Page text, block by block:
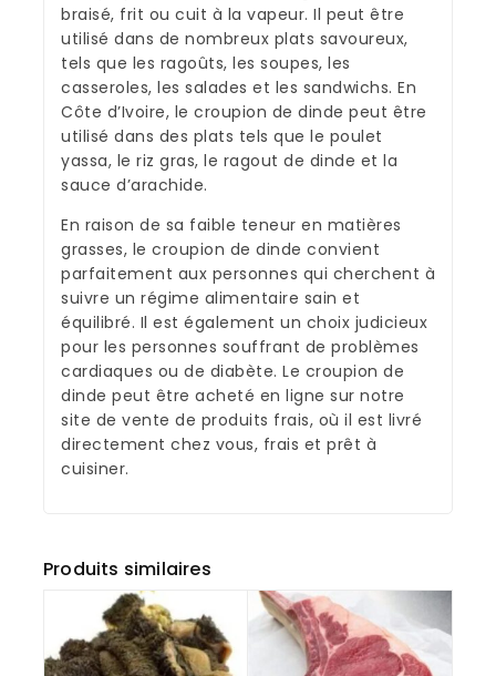
braisé, frit ou cuit à la vapeur. Il peut être
utilisé dans de nombreux plats savoureux,
tels que les ragoûts, les soupes, les
casseroles, les salades et les sandwichs. En
Côte d’Ivoire, le croupion de dinde peut être
utilisé dans des plats tels que le poulet
yassa, le riz gras, le ragout de dinde et la
sauce d’arachide.
En raison de sa faible teneur en matières
grasses, le croupion de dinde convient
parfaitement aux personnes qui cherchent à
suivre un régime alimentaire sain et
équilibré. Il est également un choix judicieux
pour les personnes souffrant de problèmes
cardiaques ou de diabète. Le croupion de
dinde peut être acheté en ligne sur notre
site de vente de produits frais, où il est livré
directement chez vous, frais et prêt à
cuisiner.
Produits similaires